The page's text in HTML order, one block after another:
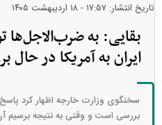
تاریخ انتشار: ۱۷:۵۷ - ۱۸ ارديبهشت ۱۴۰۵
بقایی: به
ایران به آمریکا در
سخنگوی وزارت خارجه اظهار کرد
بررسی است و وقتی به نتیجه برسیم آن